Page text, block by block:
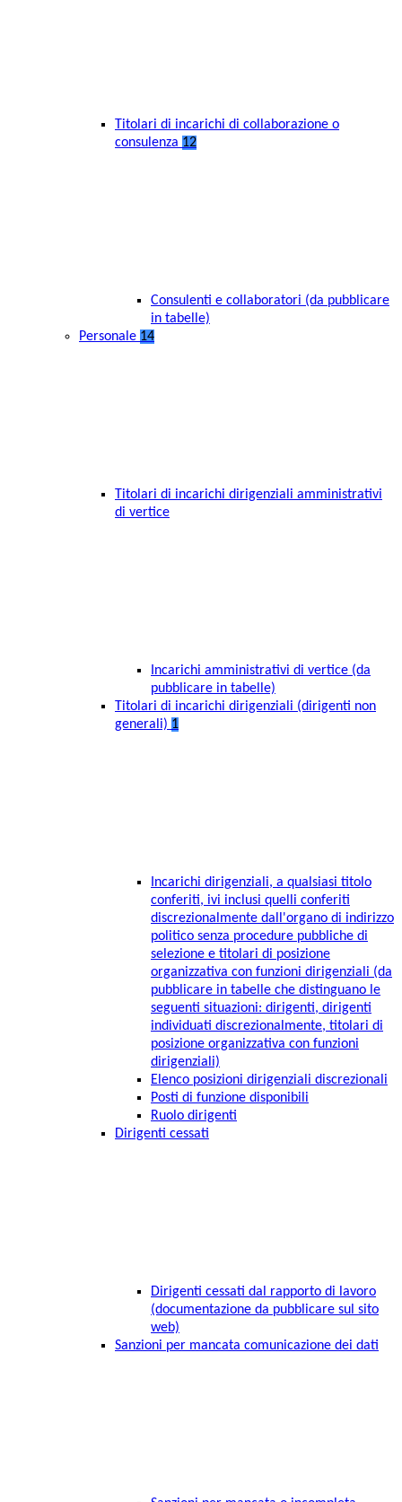
Titolari di incarichi di collaborazione o
consulenza 12
Consulenti e collaboratori (da pubblicare
in tabelle)
Personale 14
Titolari di incarichi dirigenziali amministrativi
di vertice
Incarichi amministrativi di vertice (da
pubblicare in tabelle)
Titolari di incarichi dirigenziali (dirigenti non
generali) 1
Incarichi dirigenziali, a qualsiasi titolo
conferiti, ivi inclusi quelli conferiti
discrezionalmente dall'organo di indirizzo
politico senza procedure pubbliche di
selezione e titolari di posizione
organizzativa con funzioni dirigenziali (da
pubblicare in tabelle che distinguano le
seguenti situazioni: dirigenti, dirigenti
individuati discrezionalmente, titolari di
posizione organizzativa con funzioni
dirigenziali)
Elenco posizioni dirigenziali discrezionali
Posti di funzione disponibili
Ruolo dirigenti
Dirigenti cessati
Dirigenti cessati dal rapporto di lavoro
(documentazione da pubblicare sul sito
web)
Sanzioni per mancata comunicazione dei dati